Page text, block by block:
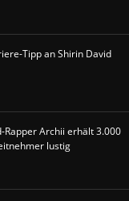
Tipp an Shirin David
Rapper Archii erhält 3.000
lustig